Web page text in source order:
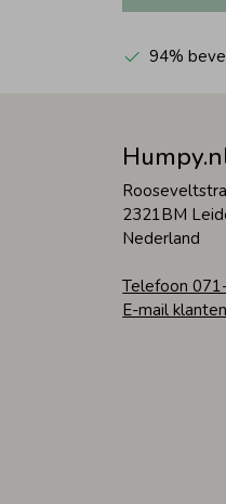
94%
2321BM
Nederland
Telefoon
E-mail